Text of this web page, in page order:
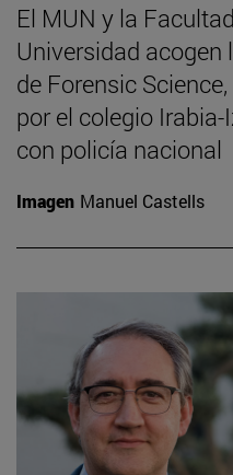
El MUN y la
Universidad acogen
de Forensic
por el colegio
con policía nacional
Imagen Manuel Castells